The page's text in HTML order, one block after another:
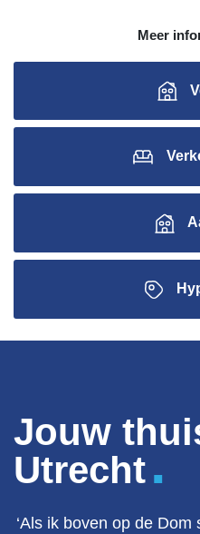
Meer
Jouw
Utrecht.
‘Als ik boven op de